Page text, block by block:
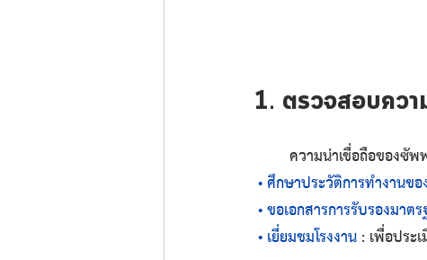
1. ตรวจสอบคว
ความน่าเชื่อถือของซั
• ศึกษาประวัติการทำงานข
• ขอเอกสารการรับรองมาต
• เยี่ยมชมโรงงาน
: เพื่อป